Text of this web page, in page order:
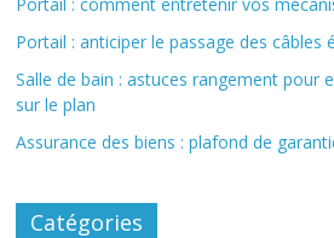
Portail : anticiper le passage des câbles
Salle de bain : astuces rangement pour
sur le plan
Assurance des biens : plafond de
Catégories